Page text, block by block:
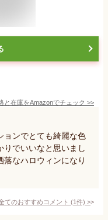
と在庫をAmazonでチェック >>
ョンでとても綺麗な色
りでいいなと思いまし
なハロウィンになり
てのおすすめコメント (1件) >